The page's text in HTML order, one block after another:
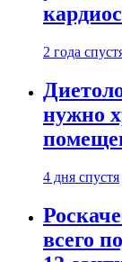
2 года
нужно
4 дня спустя
всего